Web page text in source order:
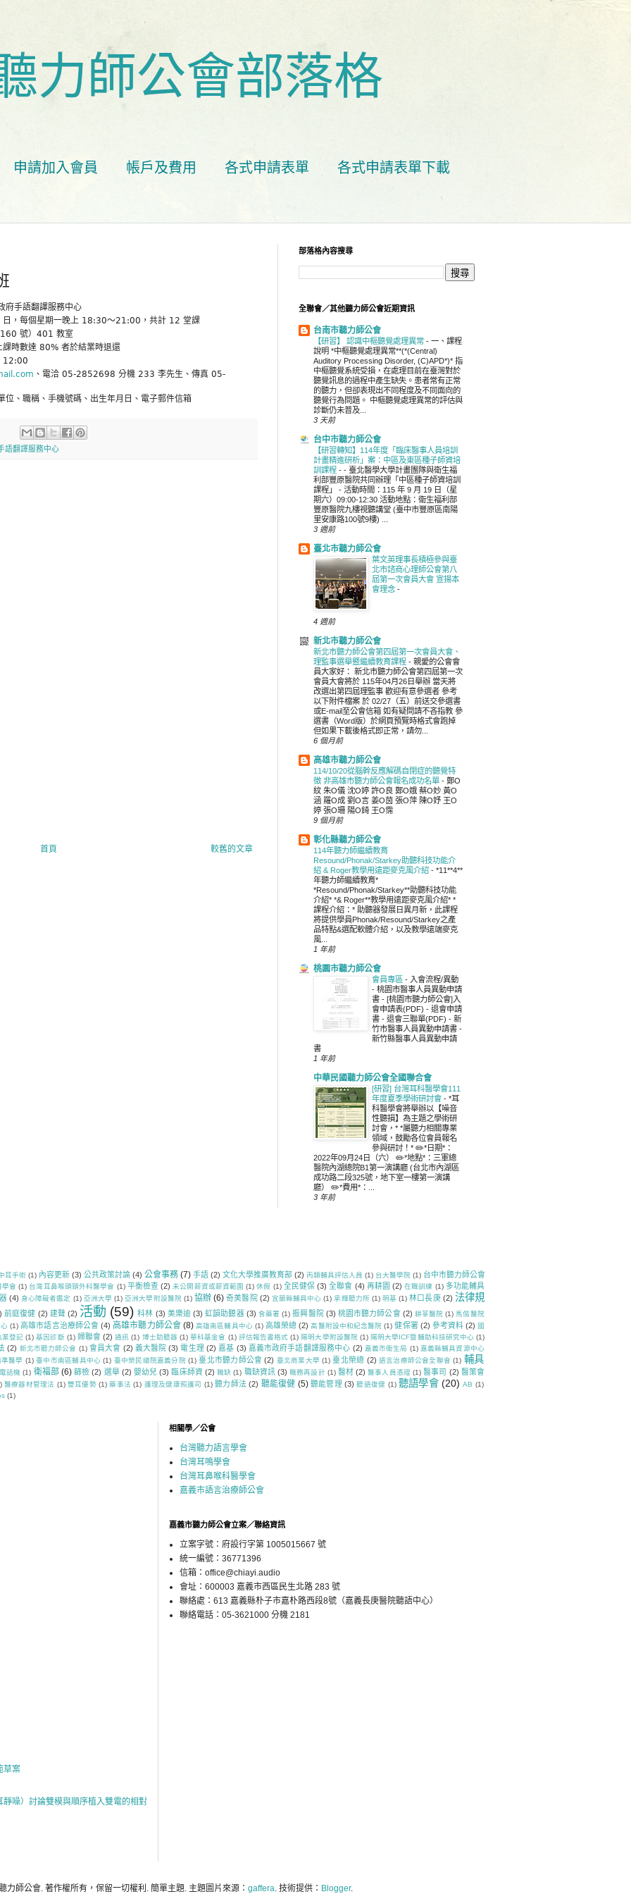
力師公會部落格
申請加入會員 帳戶及費用 各式申請表單 各式申請表單下載
府手語翻譯服務中心
，每個星期一晚上 18:30～21:00，共計 12 堂課
160 號）401 教室
時數達 80% 者於結業時退還
12:00
、電洽 05-2852698 分機 233 李先生、傳真 05-
位、職稱、手機號碼、出生年月日、電子郵件信箱
語翻譯服務中心
較舊的文章
首頁
部落格內容搜尋
全聯會／其他聽力師公會近期資訊
台南市聽力師公會
【研習】 認識中樞聽覺處理異常 - 一、課程
說明 *中樞聽覺處理異常**(*(Central)
Auditory Processing Disorder, (C)APD*)* 指
中樞聽覺系統受損，在處理目前在臺灣對於
聽覺訊息的過程中產生缺失。患者常有正常
的聽力，但卻表現出不同程度及不同面向的
聽覺行為問題。 中樞聽覺處理異常的評估與
診斷仍未普及...
3 天前
台中市聽力師公會
【研習轉知】114年度「臨床醫事人員培訓
計畫精進研析」案：中區及東區種子師資培
訓課程 - - 臺北醫學大學計畫團隊與衛生福
利部豐原醫院共同辦理「中區種子師資培訓
課程」 - 活動時間：115 年 9 月 19 日（星
期六）09:00-12:30 活動地點：衛生福利部
豐原醫院九樓視聽講堂 (臺中市豐原區南陽
里安康路100號9樓) ...
3 週前
臺北市聽力師公會
葉文英理事長積極參與臺
北市諮商心理師公會第八
屆第一次會員大會 宣揚本
會理念 -
4 週前
新北市聽力師公會
新北市聽力師公會第四屆第一次會員大會、
理監事選舉暨繼續教育課程 - 親愛的公會會
員大家好： 新北市聽力師公會第四屆第一次
會員大會將於 115年04月26日舉辦 當天將
改選出第四屆理監事 歡迎有意參選者 參考
以下附件檔案 於 02/27（五）前送交參選書
或E-mail至公會信箱 如有疑問請不吝指教 參
選書（Word版）於網頁預覽時格式會跑掉
但如果下載後格式即正常，請勿...
6 個月前
高雄市聽力師公會
114/10/20從腦幹反應解碼自閉症的聽覺特
徵 非高雄市聽力師公會報名成功名單 - 鄭O
紋 朱O儀 沈O婷 許O良 鄭O娥 蔡O妙 黃O
涵 羅O成 劉O言 姜O茵 張O萍 陳O妤 王O
婷 張O珊 陽O錡 王O霈
9 個月前
彰化縣聽力師公會
114年聽力師繼續教育
Resound/Phonak/Starkey助聽科技功能介
紹 & Roger教學用遠距麥克風介紹 - *11**4**
年聽力師繼續教育*
*Resound/Phonak/Starkey**助聽科技功能
介紹* *& Roger**教學用遠距麥克風介紹* *
課程介紹：* 助聽器發展日異月新，此課程
將提供學員Phonak/Resound/Starkey之產
品特點&選配軟體介紹，以及教學遠端麥克
風...
1 年前
桃園市聽力師公會
會員專區 - 入會流程/異動
- 桃園市醫事人員異動申請
書 - [桃園市聽力師公會]入
會申請表(PDF) - 退會申請
書 - 退會三聯單(PDF) - 新
竹市醫事人員異動申請書 -
新竹縣醫事人員異動申請
書
1 年前
中華民國聽力師公會全國聯合會
[研習] 台灣耳科醫學會111
年度夏季學術研討會 - *耳
科醫學會將舉辦以【噪音
性聽損】為主題之學術研
討會，* *屬聽力相關專業
領域，鼓勵各位會員報名
參與研討！* ✏️*日期*：
2022年09月24日（六） ✏️*地點*：三軍總
醫院內湖總院B1第一演講廳 (台北市內湖區
成功路二段325號，地下室一樓第一演講
廳） ✏️*費用*：...
3 年前
耳手術 (1) 內容更新 (3) 公共政策討論 (4) 公會事務 (7) 手語 (2) 文化大學推廣教育部 (2) 丙類輔具評估人員 (1) 台大醫學院 (1) 台中市聽力師公會
學會 (1) 台灣耳鼻喉頭頸外科醫學會 (1) 平衡檢查 (2) 未公開薪資或薪資範圍 (1) 休假 (1) 全民健保 (3) 全聯會 (4) 再耕園 (2) 在職訓練 (1) 多功能輔具
(4) 身心障礙者鑑定 (1) 亞洲大學 (1) 亞洲大學附設醫院 (1) 協辦 (6) 奇美醫院 (2) 宜蘭縣輔具中心 (1) 承輝聽力所 (1) 明基 (1) 林口長庚 (2) 法律規
前庭復健 (2) 建聲 (2) 活動 (59) 科林 (3) 美樂迪 (3) 虹韻助聽器 (3) 食藥署 (1) 振興醫院 (3) 桃園市聽力師公會 (2) 耕莘醫院 (1) 馬偕醫院
(1) 高雄市語言治療師公會 (4) 高雄市聽力師公會 (8) 高雄南區輔具中心 (1) 高雄榮總 (2) 高醫附設中和紀念醫院 (1) 健保署 (2) 參考資料 (2) 國
業登記 (1) 基因診斷 (1) 婦聯會 (2) 通訊 (1) 博士助聽器 (1) 華科基金會 (1) 評估報告書格式 (1) 陽明大學附設醫院 (1) 陽明大學ICF暨輔助科技研究中心 (1)
(2) 新北市聽力師公會 (1) 會員大會 (2) 義大醫院 (3) 電生理 (2) 嘉基 (3) 嘉義市政府手語翻譯服務中心 (2) 嘉義市衛生局 (1) 嘉義縣輔具資源中心
準醫學 (1) 臺中市南區輔具中心 (1) 臺中榮民總院嘉義分院 (1) 臺北市聽力師公會 (2) 臺北商業大學 (1) 臺北榮總 (2) 語言治療師公會全聯會 (1) 輔具
話機 (1) 衛福部 (6) 篩檢 (2) 選舉 (2) 嬰幼兒 (3) 臨床師資 (2) 職缺 (1) 職缺資訊 (3) 職務再設計 (1) 醫材 (2) 醫事人員憑證 (1) 醫事司 (2) 醫策會
醫療器材管理法 (1) 雙耳優勢 (1) 藥事法 (1) 護理及健康照護司 (1) 聽力師法 (2) 聽能復健 (5) 聽能管理 (3) 聽語復健 (1) 聽語學會 (20) AB (1)
(1)
草案
噪）討論雙模與順序植入雙電的相對
相關學／公會
台灣聽力語言學會
台灣耳鳴學會
台灣耳鼻喉科醫學會
嘉義市語言治療師公會
嘉義市聽力師公會立案／聯絡資訊
立案字號：府設行字第 1005015667 號
統一編號：36771396
信箱：office@chiayi.audio
會址：600003 嘉義市西區民生北路 283 號
聯絡處：613 嘉義縣朴子市嘉朴路西段8號（嘉義長庚醫院聽語中心）
聯絡電話：05-3621000 分機 2181
力師公會. 著作權所有，保留一切權利. 簡單主題. 主題圖片來源： gaffera. 技術提供： Blogger.